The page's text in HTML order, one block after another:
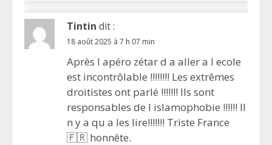
Tintin dit :
18 août 2025 à 7 h 07 min
Après l apéro zétar d a aller a l ecole
est incontrôlable !!!!!!!! Les extrêmes
droitistes ont parlé !!!!!!! Ils sont
responsables de l islamophobie !!!!!! Il
n y a qu a les lire!!!!!!! Triste France
🇫🇷 honnête.